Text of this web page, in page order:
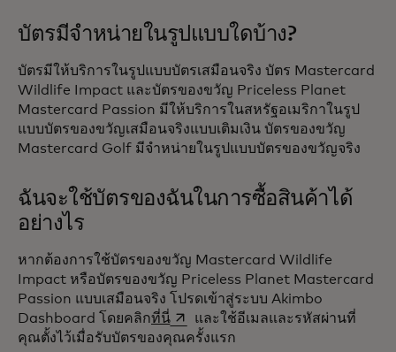
บัตรมีจำหน่ายในรูปแบบใดบ้าง?
บัตรมีให้บริการในรูปแบบบัตรเสมือนจริง บัตร Mastercard
Wildlife Impact และบัตรของขวัญ Priceless Planet
Mastercard Passion มีให้บริการในสหรัฐอเมริกาในรูป
แบบบัตรของขวัญเสมือนจริงแบบเติมเงิน บัตรของขวัญ
Mastercard Golf มีจำหน่ายในรูปแบบบัตรของขวัญจริง
ฉันจะใช้บัตรของฉันในการซื้อสินค้าได้
อย่างไร
หากต้องการใช้บัตรของขวัญ Mastercard Wildlife
Impact หรือบัตรของขวัญ Priceless Planet Mastercard
Passion แบบเสมือนจริง โปรดเข้าสู่ระบบ Akimbo
Dashboard โดยคลิกที่นี่opens in a new tab
และใช้อีเมลและรหัสผ่านที่
คุณตั้งไว้เมื่อรับบัตรของคุณครั้งแรก